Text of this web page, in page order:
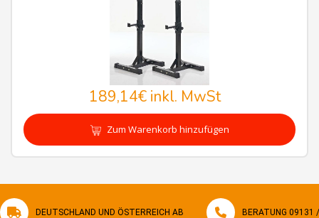
189,14€inkl. MwSt
Zum Warenkorb hinzufügen
DEUTSCHLAND UND ÖSTERREICH AB
BERATUNG 09131